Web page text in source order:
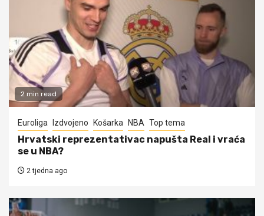
2 min read
Euroliga Izdvojeno Košarka NBA Top tema
Hrvatski reprezentativac napušta Real i vraća
se u NBA?
2 tjedna ago